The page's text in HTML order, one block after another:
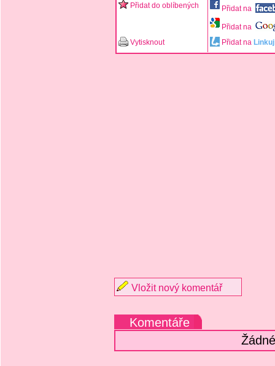
Přidat do oblíbených Přidat na
Přidat na
Vytisknout
Přidat na Linkuj
Vložit nový komentář
Komentáře